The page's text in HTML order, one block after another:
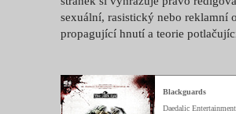
sexuální, rasistický nebo reklamní
propagující hnutí a teorie
Blackguards
Daedalic